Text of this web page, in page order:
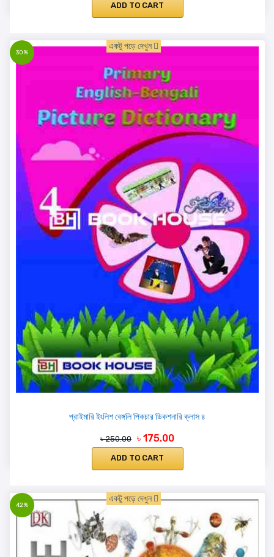
ADD TO CART
30%
একটু পড়ে দেখুন
প্রাইমারি ইংলিশ বেঙ্গলি পিকচার ডিকশনারি ক্লাস ৪
৳ 250.00 ৳ 175.00
ADD TO CART
42%
একটু পড়ে দেখুন